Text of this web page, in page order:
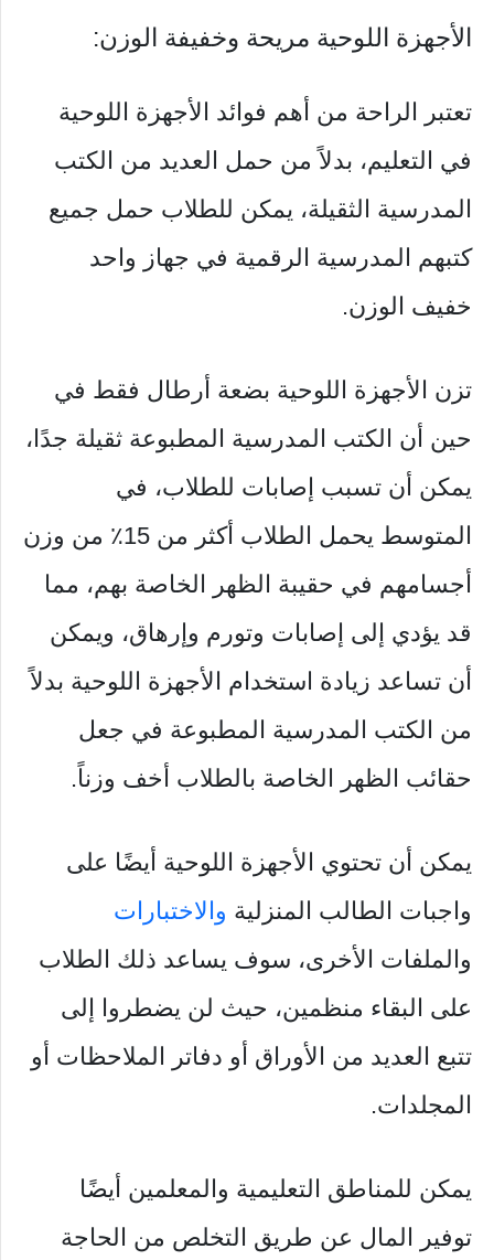
الأجهزة اللوحية مريحة وخفيفة الوزن:
تعتبر الراحة من أهم فوائد الأجهزة اللوحية
في التعليم، بدلاً من حمل العديد من الكتب
المدرسية الثقيلة، يمكن للطلاب حمل جميع
كتبهم المدرسية الرقمية في جهاز واحد
خفيف الوزن.
تزن الأجهزة اللوحية بضعة أرطال فقط في
حين أن الكتب المدرسية المطبوعة ثقيلة جدًا،
يمكن أن تسبب إصابات للطلاب، في
المتوسط ​​يحمل الطلاب أكثر من 15٪ من وزن
أجسامهم في حقيبة الظهر الخاصة بهم، مما
قد يؤدي إلى إصابات وتورم وإرهاق، ويمكن
أن تساعد زيادة استخدام الأجهزة اللوحية بدلاً
من الكتب المدرسية المطبوعة في جعل
حقائب الظهر الخاصة بالطلاب أخف وزناً.
يمكن أن تحتوي الأجهزة اللوحية أيضًا على
واجبات الطالب المنزلية والاختبارات
والملفات الأخرى، سوف يساعد ذلك الطلاب
على البقاء منظمين، حيث لن يضطروا إلى
تتبع العديد من الأوراق أو دفاتر الملاحظات أو
المجلدات.
يمكن للمناطق التعليمية والمعلمين أيضًا
توفير المال عن طريق التخلص من الحاجة